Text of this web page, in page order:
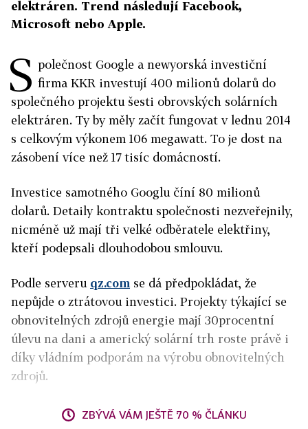
elektráren. Trend následují Facebook,
Microsoft nebo Apple.
S polečnost Google a newyorská investiční
firma KKR investují 400 milionů dolarů do
společného projektu šesti obrovských solárních
elektráren. Ty by měly začít fungovat v lednu 2014
s celkovým výkonem 106 megawatt. To je dost na
zásobení více než 17 tisíc domácností.
Investice samotného Googlu číní 80 milionů
dolarů. Detaily kontraktu společnosti nezveřejnily,
nicméně už mají tři velké odběratele elektřiny,
kteří podepsali dlouhodobou smlouvu.
Podle serveru qz.com se dá předpokládat, že
nepůjde o ztrátovou investici. Projekty týkající se
obnovitelných zdrojů energie mají 30procentní
úlevu na dani a americký solární trh roste právě i
díky vládním podporám na výrobu obnovitelných
zdrojů.
ZBÝVÁ VÁM JEŠTĚ 70 % ČLÁNKU